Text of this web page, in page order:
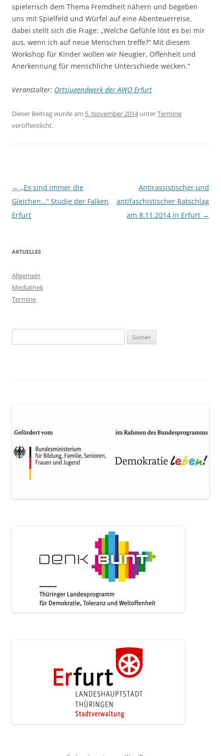
spielerisch dem Thema Fremdheit nähern und begeben
uns mit Spielfeld und Würfel auf eine Abenteuerreise.
dabei stellt sich die Frage: „Welche Gefühle löst es bei mir
aus, wenn ich auf neue Menschen treffe?“ Mit diesem
Workshop für Kinder wollen wir Neugier, Offenheit und
Anerkennung für menschliche Unterschiede wecken.“
Veranstalter: Ortsjugendwerk der AWO Erfurt
Dieser Beitrag wurde am 5. November 2014unterTermine
veröffentlicht.
Beitragsnavigation
← „Es sind immer die
Gleichen…“ Studie der Falken
Erfurt
Antirassistischer und
antifaschistischer Ratschlag
am 8.11.2014 in Erfurt →
AKTUELLES
Allgemein
Mediathek
Termine
nach: